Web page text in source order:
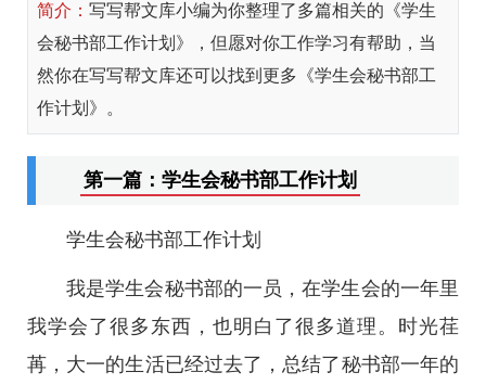
简介： 写写帮文库小编为你整理了多篇相关的《学生
会秘书部工作计划》，但愿对你工作学习有帮助，当
然你在写写帮文库还可以找到更多《学生会秘书部工
作计划》。
第一篇：学生会秘书部工作计划
学生会秘书部工作计划
我是学生会秘书部的一员，在学生会的一年里
我学会了很多东西，也明白了很多道理。时光荏
苒，大一的生活已经过去了，总结了秘书部一年的